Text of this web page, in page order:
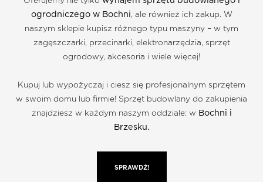
ogrodniczego w Bochni, ale również ich zakup. W
naszym sklepie kupisz różnego typu maszyny – w tym
zagęszczarki, przecinarki, elektronarzędzia, sprzęt
ogrodowy, akcesoria i wiele więcej!
Kupuj lub wypożyczaj i ciesz się profesjonalnym sprzętem
w swoim domu lub firmie! Sprzęt budowlany do zakupienia
znajdziesz w każdym naszym oddziale: w Bochni i
Brzesku.
SPRAWDŹ!